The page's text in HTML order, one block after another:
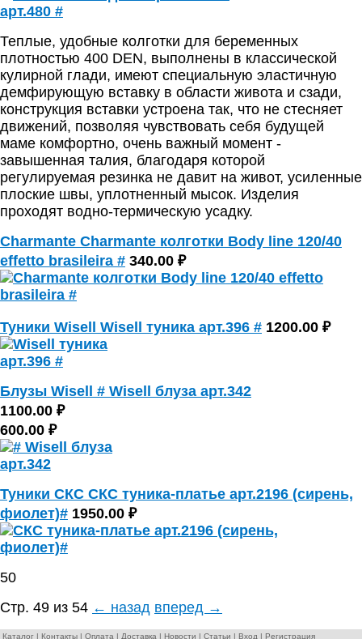
Теплые, удобные колготки для беременных
плотностью 400 DEN, выполнены в классической
кулирной глади, имеют специальную эластичную
демфирующую вставку в области живота и сзади,
конструкция вставки устроена так, что не стесняет
движений, позволяя чувствовать себя будущей
маме комфортно, очень важный момент -
завышенная талия, благодаря которой
регулируемая резинка не давит на живот, усиленные
плоские швы, уплотненный мысок. Изделия
проходят водно-термическую усадку.
Charmante Сharmante колготки Body line 120/40
effetto brasileira # 340.00 ₽
Туники Wisell Wisell туника арт.396 # 1200.00 ₽
Блузы Wisell # Wisell блуза арт.342
1100.00 ₽
600.00 ₽
Туники СКС СКС туника-платье арт.2196 (сирень,
фиолет)# 1950.00 ₽
50
Стр. 49 из 54 ← назад вперед →
Каталог | Контакты | Оплата | Доставка | Новости | Статьи | Вход | Регистрация